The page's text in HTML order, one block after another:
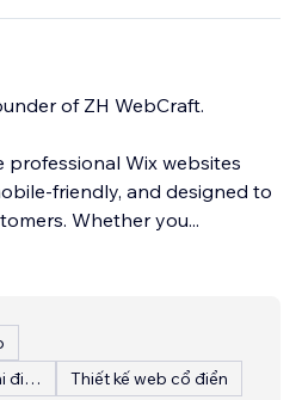
of ZH WebCraft.
professional Wix websites
friendly, and designed to
Whether you...
Trang web thương mại điện tử
Thiết kế web cổ điển